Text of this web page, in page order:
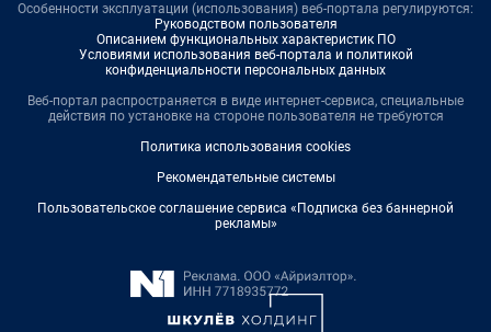
Особенности эксплуатации (использования) веб-портала регулируются:
Руководством пользователя
Описанием функциональных характеристик ПО
Условиями использования веб-портала и политикой
конфиденциальности персональных данных
Веб-портал распространяется в виде интернет-сервиса, специальные
действия по установке на стороне пользователя не требуются
Политика использования cookies
Рекомендательные системы
Пользовательское соглашение сервиса «Подписка без баннерной
рекламы»